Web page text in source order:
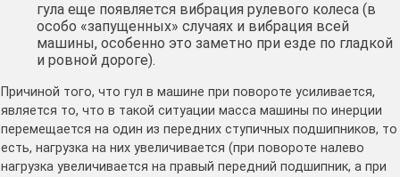
гула еще появляется вибрация рулевого колеса (в
особо «запущенных» случаях и вибрация всей
машины, особенно это заметно при езде по гладкой
и ровной дороге).
Причиной того, что гул в машине при повороте усиливается,
является то, что в такой ситуации масса машины по инерции
перемещается на один из передних ступичных подшипников, то
есть, нагрузка на них увеличивается (при повороте налево
нагрузка увеличивается на правый передний подшипник, а при